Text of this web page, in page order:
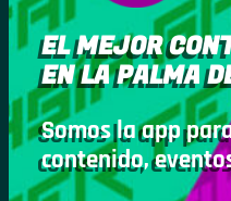
EL MEJOR
EN LA PALMA
Somos la app
contenido,